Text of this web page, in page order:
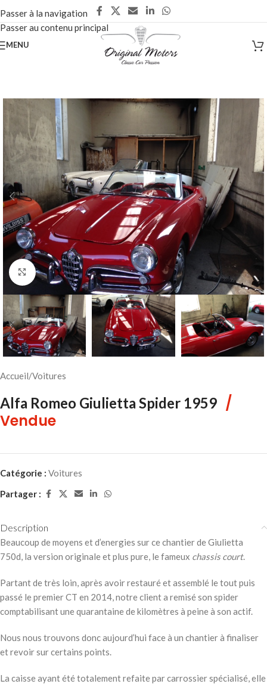
Passer à la navigation
Passer au contenu principal
MENU
Cliquez pour agrandir
Accueil/Voitures
Alfa Romeo Giulietta Spider 1959 /
Vendue
Catégorie : Voitures
Partager :
Description
Beaucoup de moyens et d’energies sur ce chantier de Giulietta
750d, la version originale et plus pure, le fameux chassis court.
Partant de très loin, après avoir restauré et assemblé le tout puis
passé le premier CT en 2014, notre client a remisé son spider
comptabilisant une quarantaine de kilomètres à peine à son actif.
Nous nous trouvons donc aujourd’hui face à un chantier à finaliser
et revoir sur certains points.
La caisse ayant été totalement refaite par carrossier spécialisé, elle